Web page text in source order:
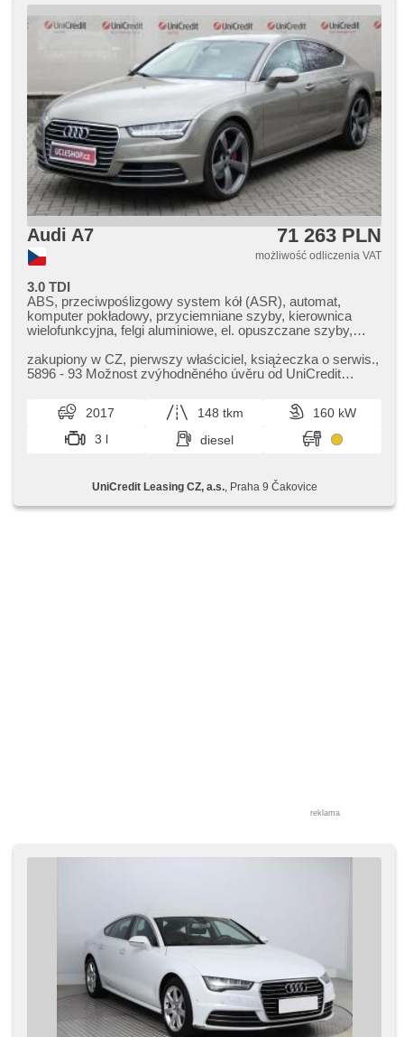
Audi A7 71 263 PLN
możliwość odliczenia VAT
3.0 TDI
ABS, przeciwpoślizgowy system kół (ASR), automat,
komputer pokładowy, przyciemniane szyby, kierownica
wielofunkcyjna, felgi aluminiowe, el. opuszczane szyby,
fotele regulowane, odtwarzacz CD, kanapa tylna dzielona,
el. lusterka, podgrzewane lusterka, wspomaganie układu
termometr zewnętrzny, immobilizer, czujnik deszczu,
czujnik reflektorów, regulowana kierownica, napęd 4x4,
fotele regulowane, zamykanie centralne - zdalne, 6x
poduszka powietrzna, nawigacja satelitarna, el. otwieranie
opon, przycisk start, AUX, reflektory LED, światła do jazdy
dziennej, 2 strefowa klimatyzacja, start-stop systém,
zakupiony w CZ,​ pierwszy właściciel,​ książeczka o serwis.,​
5896 ​- 93 Možnost zvýhodněného úvěru od UniCredit
2017 148 tkm
160 kW
3 l
diesel
UniCredit Leasing CZ, a.s., Praha 9 Čakovice
reklama